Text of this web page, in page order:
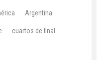
Argentina
cuartos de final